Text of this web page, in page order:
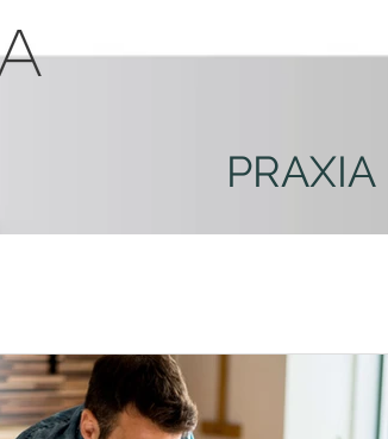
PRAXIA